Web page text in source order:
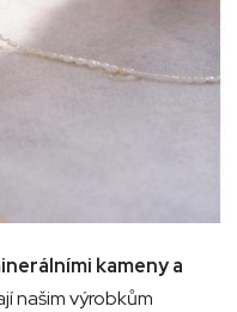
kameny a
našim výrobkům